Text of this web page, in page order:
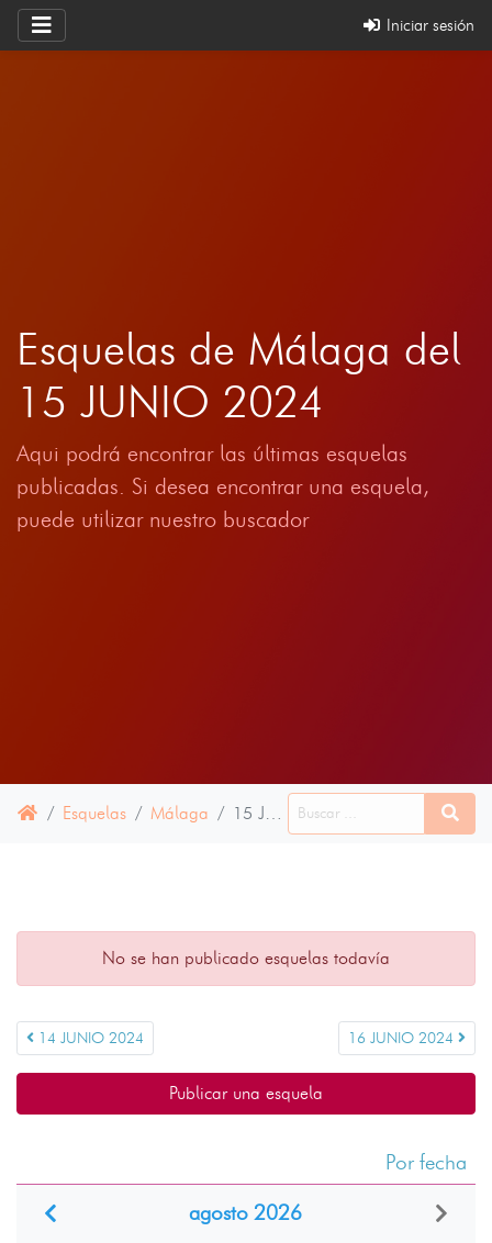
Iniciar sesión
Esquelas de Málaga del
15 JUNIO 2024
Aqui podrá encontrar las últimas esquelas
publicadas. Si desea encontrar una esquela,
puede utilizar nuestro buscador
Esquelas Málaga 15 JUNIO 2024
No se han publicado esquelas todavía
14 JUNIO 2024 16 JUNIO 2024
Publicar una esquela
Por fecha
agosto 2026